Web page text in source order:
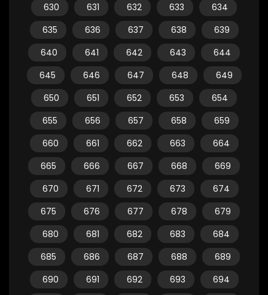
630
631 632 633
634
635
636 637 638
639
640
641 642 643
644
645
646 647 648
649
650
651 652 653
654
655
656 657 658
659
660
661 662 663
664
665
666 667 668
669
670
671 672 673
674
675
676 677 678
679
680
681 682 683
684
685
686 687 688
689
690
691 692 693
694